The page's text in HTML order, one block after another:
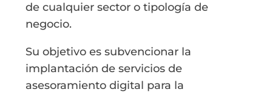
de cualquier sector o tipología de
negocio.
Su objetivo es subvencionar la
implantación de servicios de
asesoramiento digital para la